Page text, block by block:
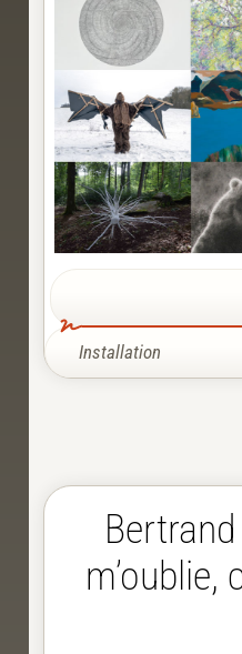
Installation